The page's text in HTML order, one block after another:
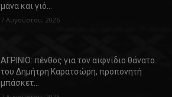
μάνα και γιό…
7 Αυγούστου, 2026
ΑΓΡΙΝΙΟ: πένθος για τον αιφνίδιο θάνατο
του Δημήτρη Καρατσώρη, προπονητή
μπάσκετ…